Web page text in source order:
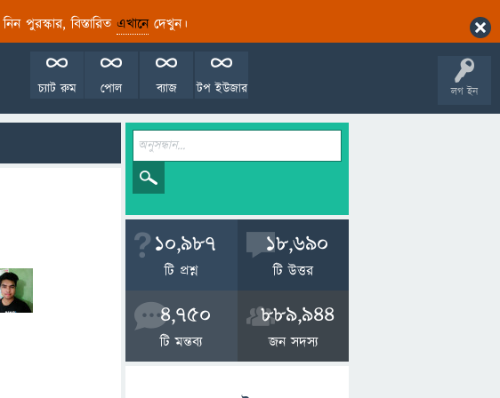
পুরস্কার, বিস্তারিত এখানেদেখুন।
লগ ইন
টপ ইউজার
ব্যাজ
পোল
চ্যাট রুম
10,987
টি প্রশ্ন
18,690
টি উত্তর
4,750
টি মন্তব্য
889,944
জন সদস্য